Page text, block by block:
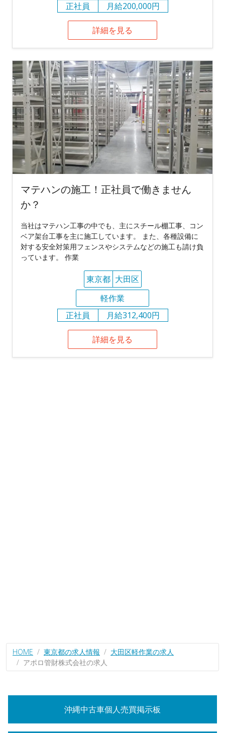
正社員
月給200,000円
詳細を見る
マテハンの施工！正社員で働きません
か？
当社はマテハン工事の中でも、主にスチール棚工事、コン
ベア架台工事を主に施工しています。 また、各種設備に
対する安全対策用フェンスやシステムなどの施工も請け負
っています。 作業
東京都 大田区
軽作業
正社員
月給312,400円
詳細を見る
HOME 東京都の求人情報
大田区軽作業の求人
アポロ管財株式会社の求人
沖縄中古車個人売買掲示板